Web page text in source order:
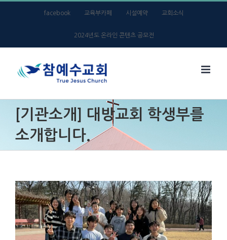
facebook 교육부카페 시설예약 교회소식
2024년도 온라인 콘텐츠 공모전
[기관소개] 대방교회 학생부를
소개합니다.